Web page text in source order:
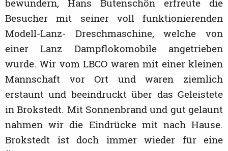
bewundern, Hans Butenschön erfreute die
Besucher mit seiner voll funktionierenden
Modell-Lanz- Dreschmaschine, welche von
einer Lanz Dampflokomobile angetrieben
wurde. Wir vom LBCO waren mit einer kleinen
Mannschaft vor Ort und waren ziemlich
erstaunt und beeindruckt über das Geleistete
in Brokstedt. Mit Sonnenbrand und gut gelaunt
nahmen wir die Eindrücke mit nach Hause.
Brokstedt ist doch immer wieder für eine